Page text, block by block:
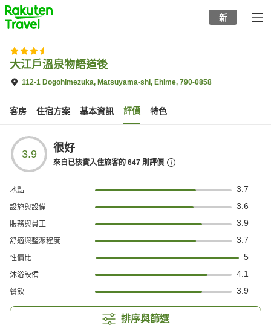
to
top
page
新
大江戶溫泉物語道後
112-1 Dogohimezuka, Matsuyama-shi, Ehime, 790-0858
客房 住宿方案 基本資訊 評價 特色
3.9 很好
來自已核實入住旅客的 647 則評價
地點 3.7
設施與設備 3.6
服務與員工 3.9
舒適與整潔程度 3.7
性價比 5
沐浴設備 4.1
餐飲 3.9
排序與篩選